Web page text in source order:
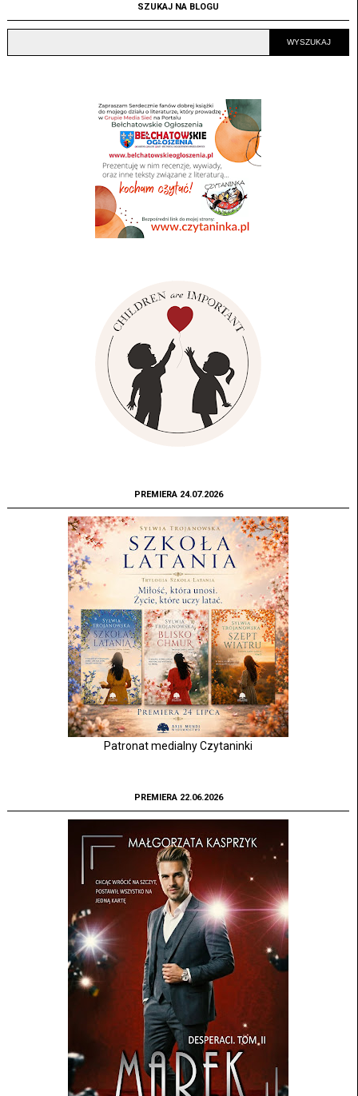
SZUKAJ NA BLOGU
PREMIERA 24.07.2026
Patronat medialny Czytaninki
PREMIERA 22.06.2026